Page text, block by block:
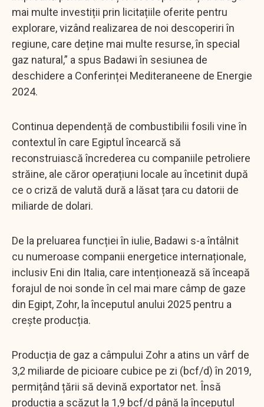
mai multe investiții prin licitațiile oferite pentru
explorare, vizând realizarea de noi descoperiri în
regiune, care deține mai multe resurse, în special
gaz natural,” a spus Badawi în sesiunea de
deschidere a Conferinței Mediteraneene de Energie
2024.
Continua dependență de combustibilii fosili vine în
contextul în care Egiptul încearcă să
reconstruiască încrederea cu companiile petroliere
străine, ale căror operațiuni locale au încetinit după
ce o criză de valută dură a lăsat țara cu datorii de
miliarde de dolari.
De la preluarea funcției în iulie, Badawi s-a întâlnit
cu numeroase companii energetice internaționale,
inclusiv Eni din Italia, care intenționează să înceapă
forajul de noi sonde în cel mai mare câmp de gaze
din Egipt, Zohr, la începutul anului 2025 pentru a
crește producția.
Producția de gaz a câmpului Zohr a atins un vârf de
3,2 miliarde de picioare cubice pe zi (bcf/d) în 2019,
permițând țării să devină exportator net. Însă
producția a scăzut la 1,9 bcf/d până la începutul